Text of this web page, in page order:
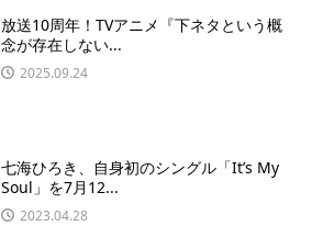
放送10周年！TVアニメ『下ネタという概
念が存在しない...
2025.09.24
七海ひろき、自身初のシングル「It’s My
Soul」を7月12...
2023.04.28